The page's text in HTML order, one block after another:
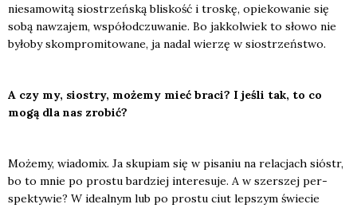
nie­sa­mo­wi­tą sio­strzeń­ską bli­skość i tro­skę, opie­ko­wa­nie się
sobą nawza­jem, współ­od­czu­wa­nie. Bo jak­kol­wiek to sło­wo nie
było­by skom­pro­mi­to­wa­ne, ja nadal wie­rzę w sio­strzeń­stwo.
A czy my, sio­stry, może­my mieć bra­ci? I jeśli tak, to co
mogą dla nas zro­bić?
Może­my, wia­do­mix. Ja sku­piam się w pisa­niu na rela­cjach sióstr,
bo to mnie po pro­stu bar­dziej inte­re­su­je. A w szer­szej per­
spek­ty­wie? W ide­al­nym lub po pro­stu ciut lep­szym świe­cie